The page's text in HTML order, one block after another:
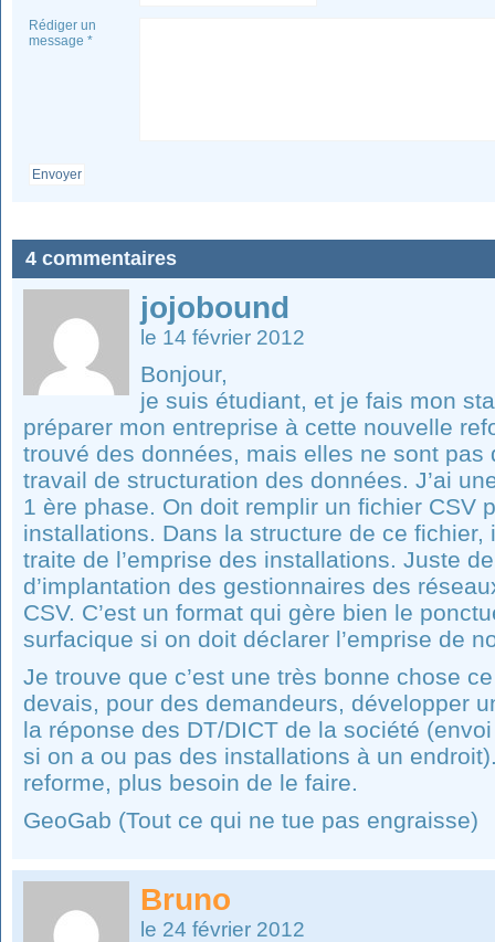
Rédiger un
message *
Envoyer
4 commentaires
jojobound
le 14 février 2012
Bonjour,
je suis étudiant, et je fais mon
préparer mon entreprise à cette nouvelle
trouvé des données, mais elles ne sont pas
travail de structuration des données. J’ai
1 ère phase. On doit remplir un fichier CSV
installations. Dans la structure de ce fichier,
traite de l’emprise des installations. Juste
d’implantation des gestionnaires des
CSV. C’est un format qui gère bien le
surfacique si on doit déclarer l’emprise de
Je trouve que c’est une très bonne chose
devais, pour des demandeurs, développer
la réponse des DT/DICT de la société
si on a ou pas des installations à un
reforme, plus besoin de le faire.
GeoGab (Tout ce qui ne tue pas engraisse)
Bruno
le 24 février 2012